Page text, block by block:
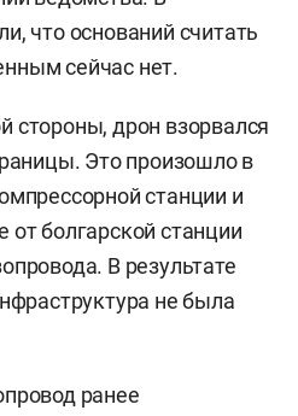
что оснований считать
сейчас нет.
стороны, дрон взорвался
Это произошло в
станции и
болгарской станции
В результате
не была
ранее